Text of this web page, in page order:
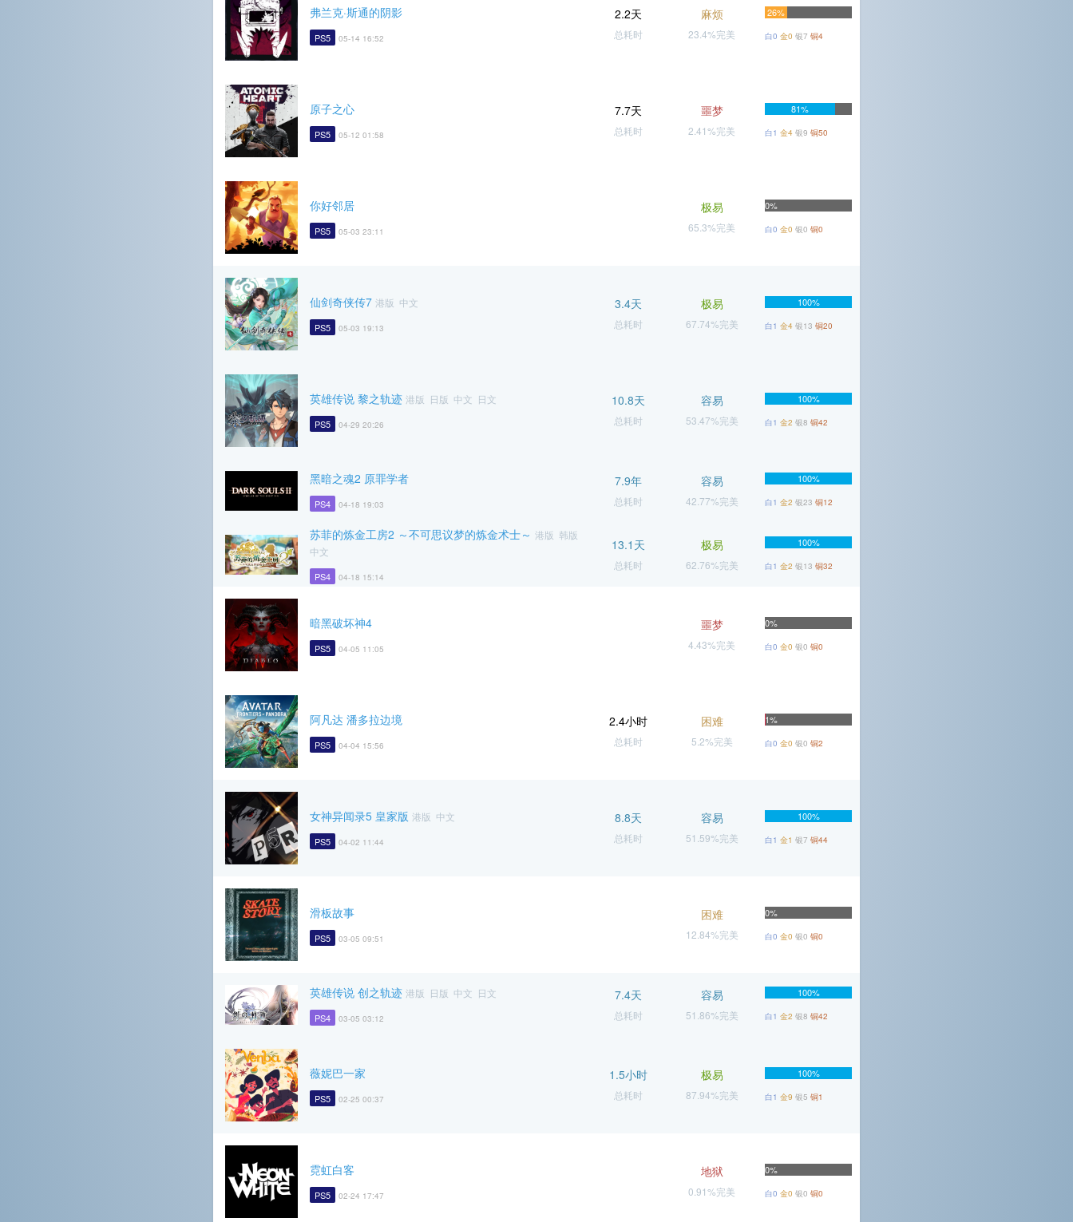
弗兰克·斯通的阴影
PS5 05-14 16:52
2.2天
总耗时
麻烦
23.4%完美
26%
白0 金0 银7 铜4
原子之心
PS5 05-12 01:58
7.7天
总耗时
噩梦
2.41%完美
81%
白1 金4 银9 铜50
你好邻居
PS5 05-03 23:11
极易
65.3%完美
0%
白0 金0 银0 铜0
仙剑奇侠传7 港版 中文
PS5 05-03 19:13
3.4天
总耗时
极易
67.74%完美
100%
白1 金4 银13 铜20
英雄传说 黎之轨迹 港版 日版 中文 日文
PS5 04-29 20:26
10.8天
总耗时
容易
53.47%完美
100%
白1 金2 银8 铜42
黑暗之魂2 原罪学者
PS4 04-18 19:03
7.9年
总耗时
容易
42.77%完美
100%
白1 金2 银23 铜12
苏菲的炼金工房2 ～不可思议梦的炼金术士～ 港版 韩版
中文
PS4 04-18 15:14
13.1天
总耗时
极易
62.76%完美
100%
白1 金2 银13 铜32
暗黑破坏神4
PS5 04-05 11:05
噩梦
4.43%完美
0%
白0 金0 银0 铜0
阿凡达 潘多拉边境
PS5 04-04 15:56
2.4小时
总耗时
困难
5.2%完美
1%
白0 金0 银0 铜2
女神异闻录5 皇家版 港版 中文
PS5 04-02 11:44
8.8天
总耗时
容易
51.59%完美
100%
白1 金1 银7 铜44
滑板故事
PS5 03-05 09:51
困难
12.84%完美
0%
白0 金0 银0 铜0
英雄传说 创之轨迹 港版 日版 中文 日文
PS4 03-05 03:12
7.4天
总耗时
容易
51.86%完美
100%
白1 金2 银8 铜42
薇妮巴一家
PS5 02-25 00:37
1.5小时
总耗时
极易
87.94%完美
100%
白1 金9 银5 铜1
霓虹白客
PS5 02-24 17:47
地狱
0.91%完美
0%
白0 金0 银0 铜0